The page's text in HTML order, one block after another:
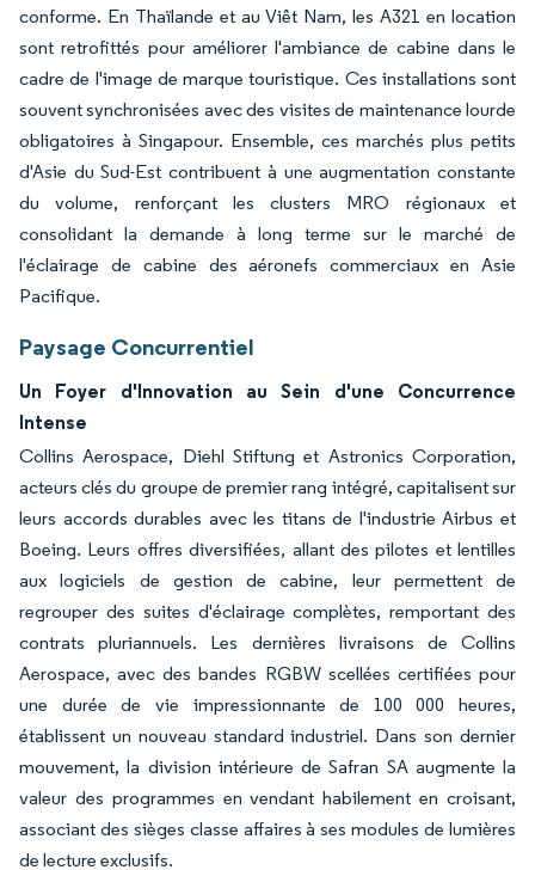
conforme. En Thaïlande et au Viêt Nam, les A321 en location
sont retrofittés pour améliorer l'ambiance de cabine dans le
cadre de l'image de marque touristique. Ces installations sont
souvent synchronisées avec des visites de maintenance lourde
obligatoires à Singapour. Ensemble, ces marchés plus petits
d'Asie du Sud-Est contribuent à une augmentation constante
du volume, renforçant les clusters MRO régionaux et
consolidant la demande à long terme sur le marché de
l'éclairage de cabine des aéronefs commerciaux en Asie
Pacifique.
Paysage Concurrentiel
Un Foyer d'Innovation au Sein d'une Concurrence
Intense
Collins Aerospace, Diehl Stiftung et Astronics Corporation,
acteurs clés du groupe de premier rang intégré, capitalisent sur
leurs accords durables avec les titans de l'industrie Airbus et
Boeing. Leurs offres diversifiées, allant des pilotes et lentilles
aux logiciels de gestion de cabine, leur permettent de
regrouper des suites d'éclairage complètes, remportant des
contrats pluriannuels. Les dernières livraisons de Collins
Aerospace, avec des bandes RGBW scellées certifiées pour
une durée de vie impressionnante de 100 000 heures,
établissent un nouveau standard industriel. Dans son dernier
mouvement, la division intérieure de Safran SA augmente la
valeur des programmes en vendant habilement en croisant,
associant des sièges classe affaires à ses modules de lumières
de lecture exclusifs.